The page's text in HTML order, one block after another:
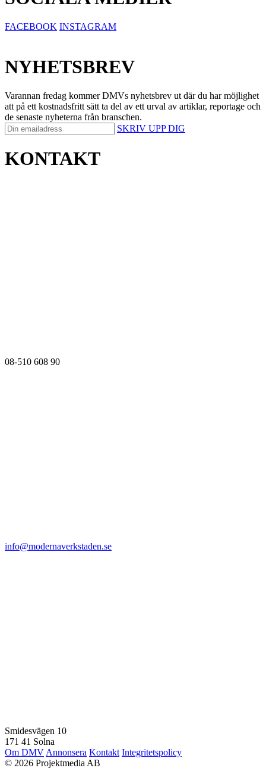
FACEBOOK INSTAGRAM
NYHETSBREV
Varannan fredag kommer DMVs nyhetsbrev ut där du har möjlighet
att på ett kostnadsfritt sätt ta del av ett urval av artiklar, reportage och
de senaste nyheterna från branschen.
SKRIV UPP DIG
KONTAKT
08-510 608 90
info@modernaverkstaden.se
Smidesvägen 10
171 41 Solna
Om DMV Annonsera Kontakt Integritetspolicy
© 2026 Projektmedia AB